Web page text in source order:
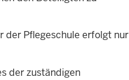
der Pflegeschule erfolgt nur
der zuständigen